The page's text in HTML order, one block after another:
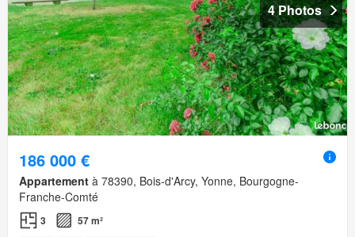
4 Photos
186 000 €
Appartement à 78390, Bois-d'Arcy, Yonne, Bourgogne-
Franche-Comté
3 57 m²